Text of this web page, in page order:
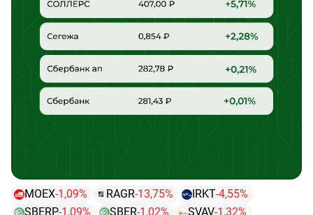
MOEX-1,09% RAGR-13,75% IRKT-4,55%
SBERP-1,09% SBER-1,02% SVAV-1,32%